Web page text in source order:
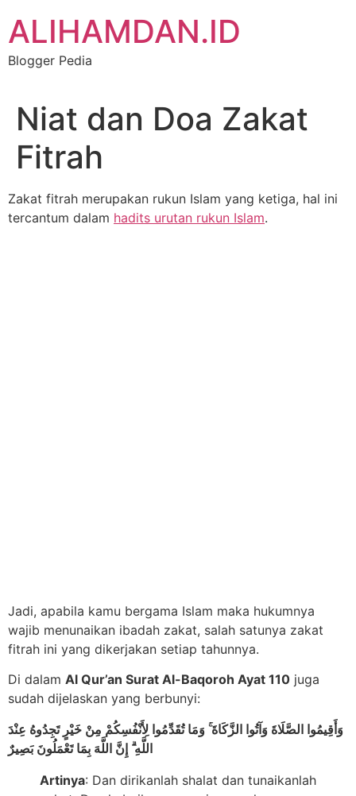
content
ALIHAMDAN.ID
Blogger Pedia
Niat dan Doa Zakat
Fitrah
Zakat fitrah merupakan rukun Islam yang ketiga, hal ini
tercantum dalam hadits urutan rukun Islam.
Jadi, apabila kamu bergama Islam maka hukumnya
wajib menunaikan ibadah zakat, salah satunya zakat
fitrah ini yang dikerjakan setiap tahunnya.
Di dalam Al Qur’an Surat Al-Baqoroh Ayat 110 juga
sudah dijelaskan yang berbunyi:
وَأَقِيمُوا الصَّلَاةَ وَآتُوا الزَّكَاةَ ۚ وَمَا تُقَدِّمُوا لِأَنْفُسِكُمْ مِنْ خَيْرٍ تَجِدُوهُ عِنْدَ
اللَّهِ ۗ إِنَّ اللَّهَ بِمَا تَعْمَلُونَ بَصِيرٌ
Artinya: Dan dirikanlah shalat dan tunaikanlah